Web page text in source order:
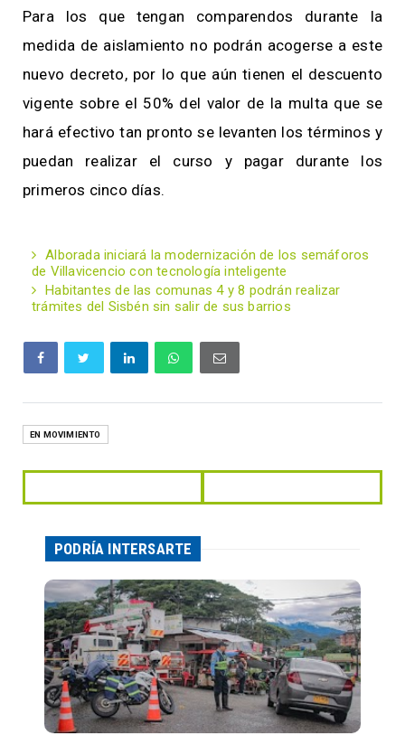
Para los que tengan comparendos durante la
medida de aislamiento no podrán acogerse a este
nuevo decreto, por lo que aún tienen el descuento
vigente sobre el 50% del valor de la multa que se
hará efectivo tan pronto se levanten los términos y
puedan realizar el curso y pagar durante los
primeros cinco días.
Alborada iniciará la modernización de los semáforos
de Villavicencio con tecnología inteligente
Habitantes de las comunas 4 y 8 podrán realizar
trámites del Sisbén sin salir de sus barrios
EN MOVIMIENTO
PODRÍA INTERSARTE